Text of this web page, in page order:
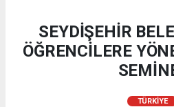
SEYDİŞEHİR
ÖĞRENCİLERE
TÜRKIYE